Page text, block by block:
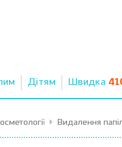
Дітям Швидка
Видалення